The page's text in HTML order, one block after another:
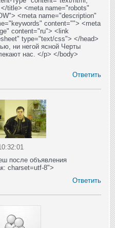
title> <meta name="robots"
<meta name="description"
content=""> <meta
content="ru"> <link
type="text/css"> </head>
ни негой ясной Черты
нас. </p> </body>
Ответить
после объявления
charset=utf-8">
Ответить